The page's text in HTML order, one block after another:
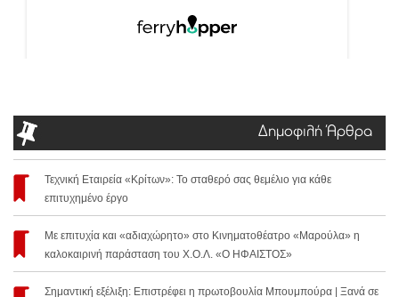
Δημοφιλή Άρθρα
Τεχνική Εταιρεία «Κρίτων»: Το σταθερό σας θεμέλιο για κάθε
επιτυχημένο έργο
Με επιτυχία και «αδιαχώρητο» στο Κινηματοθέατρο «Μαρούλα» η
καλοκαιρινή παράσταση του Χ.Ο.Λ. «Ο ΗΦΑΙΣΤΟΣ»
Σημαντική εξέλιξη: Επιστρέφει η πρωτοβουλία Μπουμπούρα | Ξανά σε